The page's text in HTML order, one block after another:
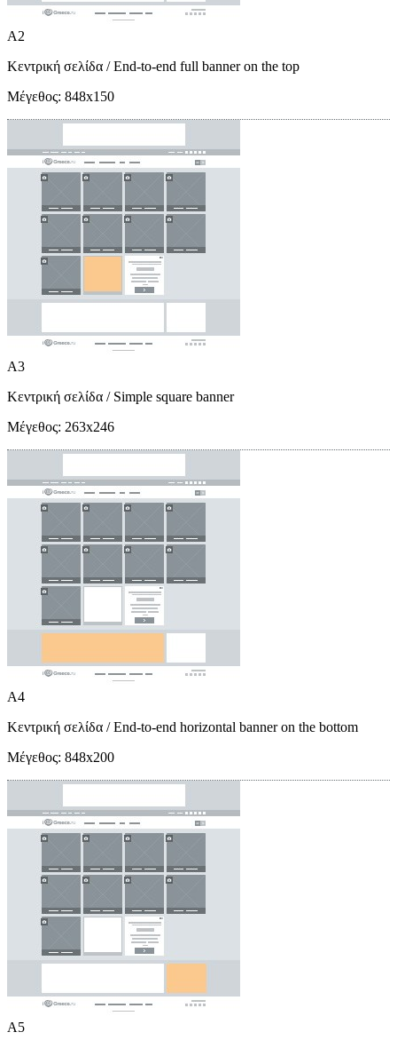
A2
Κεντρική σελίδα / End-to-end full banner on the top
Μέγεθος: 848x150
A3
Κεντρική σελίδα / Simple square banner
Μέγεθος: 263x246
A4
Κεντρική σελίδα / End-to-end horizontal banner on the bottom
Μέγεθος: 848x200
A5